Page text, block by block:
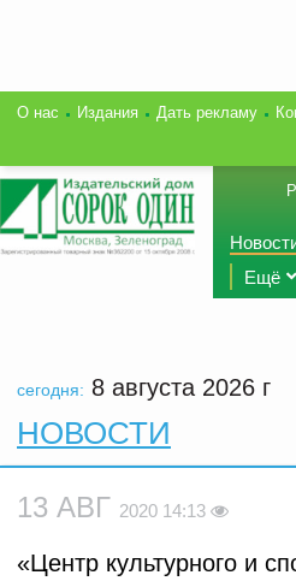
О нас Издания Дать рекламу
Ещё
сегодня: 8 августа 2026 г
НОВОСТИ
13 АВГ 2020 14:13
«Центр культурного и